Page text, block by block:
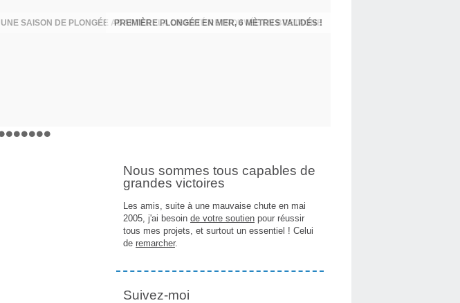
UNE SAISON DE PLONGÉE ADAPTÉE : LA LIBERTÉ RETROUVÉE EN BRETAGNE
PREMIÈRE PLONGÉE EN MER, 6 MÈTRES VALIDÉS !
Nous sommes tous capables de
grandes victoires
Les amis, suite à une mauvaise chute en mai
2005, j'ai besoin de votre soutien pour réussir
tous mes projets, et surtout un essentiel ! Celui
de remarcher.
Suivez-moi